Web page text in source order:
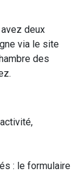
deux
via le site
des
: le formulaire